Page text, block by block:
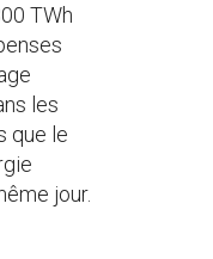
TWh
les
que le
jour.